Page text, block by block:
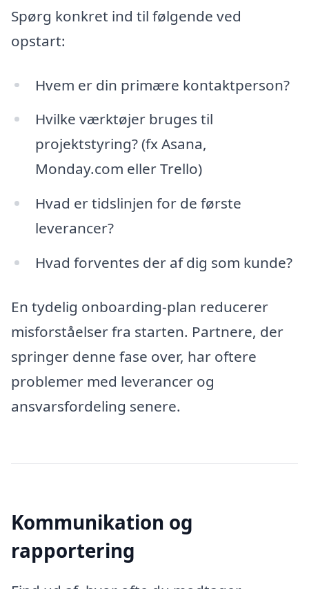
Spørg konkret ind til følgende ved
opstart:
Hvem er din primære kontaktperson?
Hvilke værktøjer bruges til
projektstyring? (fx Asana,
Monday.com eller Trello)
Hvad er tidslinjen for de første
leverancer?
Hvad forventes der af dig som kunde?
En tydelig onboarding-plan reducerer
misforståelser fra starten. Partnere, der
springer denne fase over, har oftere
problemer med leverancer og
ansvarsfordeling senere.
Kommunikation og
rapportering